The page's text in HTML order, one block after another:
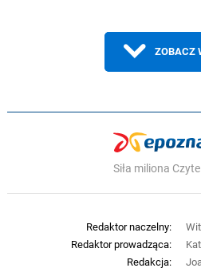
ZOBACZ
Siła miliona
Redaktor naczelny:
Redaktor prowadząca:
Redakcja: